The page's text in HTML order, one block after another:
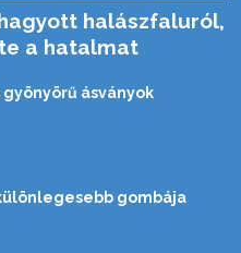
halászfaluról,
a hatalmat
ásványok
gombája